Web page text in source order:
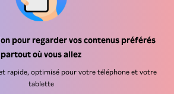
pour regarder vos contenus préférés
partout où vous allez
rapide, optimisé pour votre téléphone et votre
tablette